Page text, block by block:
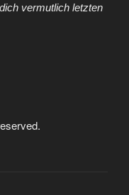
vermutlich letzten